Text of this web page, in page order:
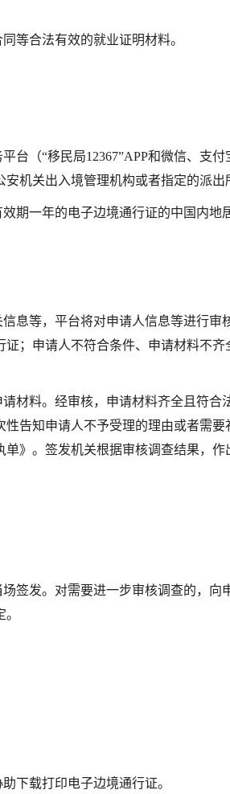
等合法有效的就业证明材料。
台（“移民局12367”APP和微信、支
机关出入境管理机构或者指定的派出
期一年的电子边境通行证的中国内地
息等，平台将对申请人信息等进行审
；申请人不符合条件、申请材料不
材料。经审核，申请材料齐全且符合
告知申请人不予受理的理由或者需要
》。签发机关根据审核调查结果，作
签发。对需要进一步审核调查的，向
下载打印电子边境通行证。